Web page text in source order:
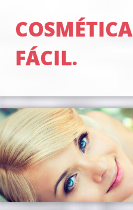
COSMÉTICA
FÁCIL.